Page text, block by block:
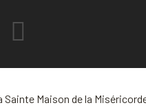
Maison de la